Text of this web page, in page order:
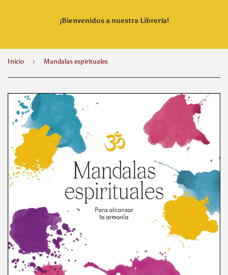
¡Bienvenidos a nuestra Librería!
Inicio › Mandalas espirituales